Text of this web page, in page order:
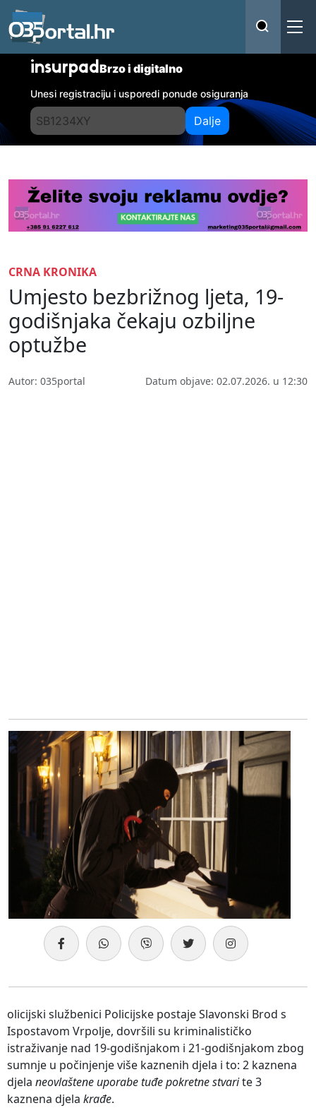
insurpadBrzo i digitalno
Unesi registraciju i usporedi ponude osiguranja
Dalje
CRNA KRONIKA
Umjesto bezbrižnog ljeta, 19-
godišnjaka čekaju ozbiljne
optužbe
Autor: 035portal Datum objave: 02.07.2026. u 12:30
olicijski službenici Policijske postaje Slavonski Brod s
Ispostavom Vrpolje, dovršili su kriminalističko
istraživanje nad 19-godišnjakom i 21-godišnjakom zbog
sumnje u počinjenje više kaznenih djela i to: 2 kaznena
djela neovlaštene uporabe tuđe pokretne stvarite 3
kaznena djela krađe.